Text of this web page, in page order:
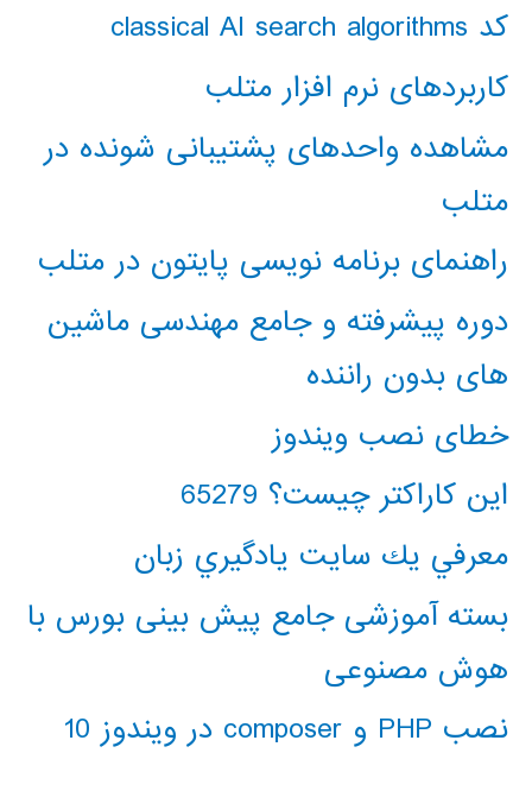
کد classical AI search algorithms
کاربردهای نرم افزار متلب
مشاهده واحدهای پشتیبانی شونده در
متلب
راهنمای برنامه نویسی پایتون در متلب
دوره پیشرفته و جامع مهندسی ماشین
های بدون راننده
خطای نصب ویندوز
این کاراکتر چیست؟ 65279
معرفي يك سايت يادگيري زبان
بسته آموزشی جامع پیش بینی بورس با
هوش مصنوعی
نصب PHP و composer در ویندوز 10